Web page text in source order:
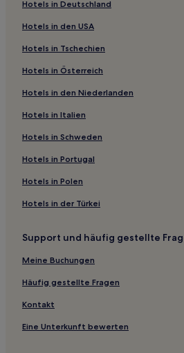
Hotels in Deutschland
Hotels in den USA
Hotels in Tschechien
Hotels in Österreich
Hotels in den Niederlanden
Hotels in Italien
Hotels in Schweden
Hotels in Portugal
Hotels in Polen
Hotels in der Türkei
Support und häufig gestellte
Meine Buchungen
Häufig gestellte Fragen
Kontakt
Eine Unterkunft bewerten